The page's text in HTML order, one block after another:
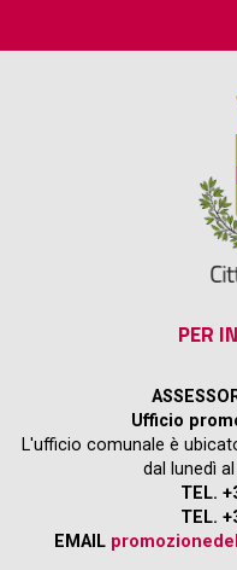
PER
Ufficio
L'ufficio comunale è
dal lunedì
TEL.
TEL.
EMAIL